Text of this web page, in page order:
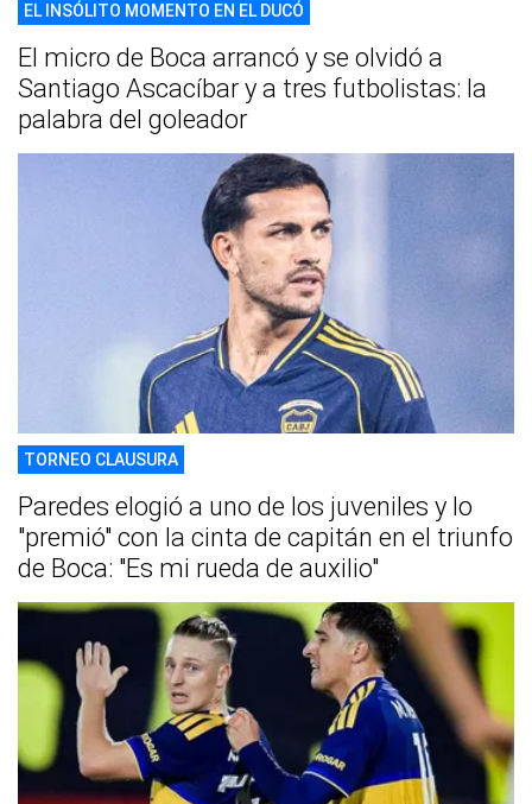
EL INSÓLITO MOMENTO EN EL DUCÓ
El micro de Boca arrancó y se olvidó a
Santiago Ascacíbar y a tres futbolistas: la
palabra del goleador
TORNEO CLAUSURA
Paredes elogió a uno de los juveniles y lo
"premió" con la cinta de capitán en el triunfo
de Boca: "Es mi rueda de auxilio"